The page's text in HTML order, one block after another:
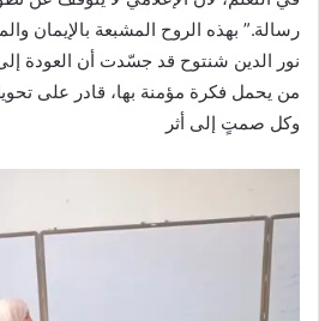
رسالة.” بهذه الروح المشبعة بالإيمان
نور الدين شنتوح قد جسّدت أن العودة إلى
من يحمل فكرة مؤمنة بها، قادر على
وكل صمتٍ إلى أثر